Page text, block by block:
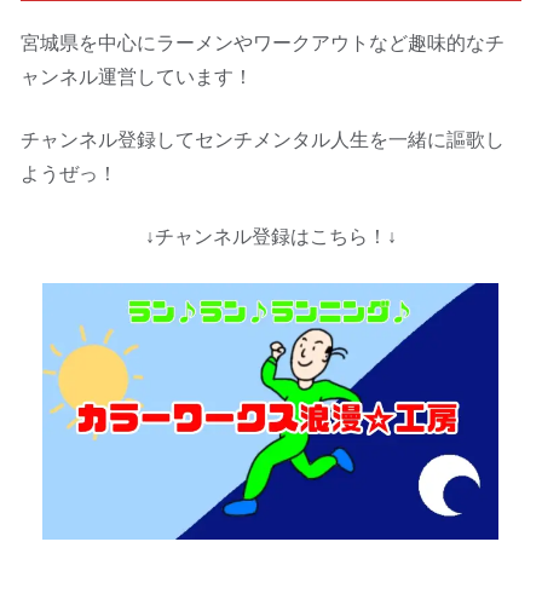
宮城県を中心にラーメンやワークアウトなど趣味的なチ
ャンネル運営しています！
チャンネル登録してセンチメンタル人生を一緒に謳歌し
ようぜっ！
↓チャンネル登録はこちら！↓